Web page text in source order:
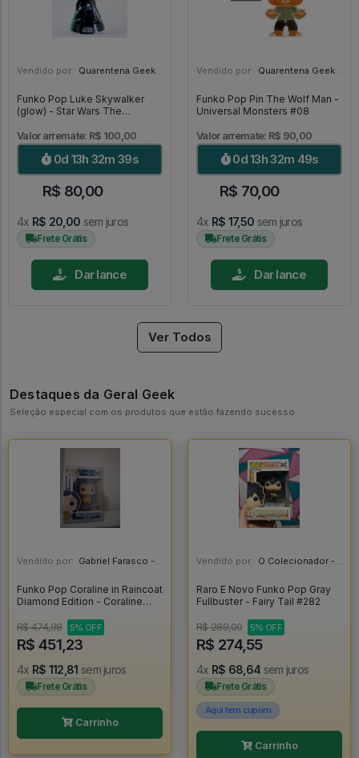
Vendido por: Quarentena Geek Store - SP
Funko Pop Luke Skywalker
(glow) - Star Wars The
Valor arremate: R$ 100,00
0d 13h 32m 38s
R$ 80,00
4x R$ 20,00 sem juros
Frete Grátis
Dar lance
Vendido por: Quarentena Geek Store - SP
Funko Pop Pin The Wolf Man -
Universal Monsters #08
Valor arremate: R$ 90,00
0d 13h 32m 48s
R$ 70,00
4x R$ 17,50 sem juros
Frete Grátis
Dar lance
Ver Todos
Destaques da Geral Geek
Seleção especial com os produtos que estão fazendo sucesso
Vendido por: Gabriel Farasco - SP
Funko Pop Coraline in Raincoat
Diamond Edition - Coraline
R$ 474,98
5% OFF
R$ 451,23
4x R$ 112,81 sem juros
Frete Grátis
Carrinho
Vendido por: O Colecionador - SP
Raro E Novo Funko Pop Gray
Fullbuster - Fairy Tail #282
R$ 289,00 5% OFF
R$ 274,55
4x R$ 68,64 sem juros
Frete Grátis
Aqui tem cupom
Carrinho